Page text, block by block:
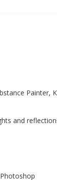
Painter,
and